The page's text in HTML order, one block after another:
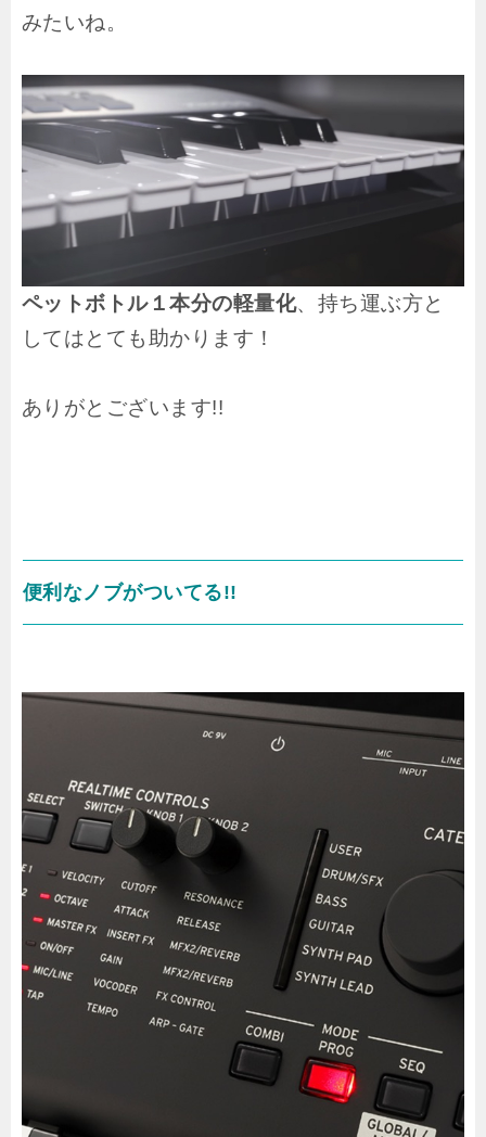
みたいね。
ペットボトル１本分の軽量化、持ち運ぶ方と
してはとても助かります！
ありがとございます!!
便利なノブがついてる!!